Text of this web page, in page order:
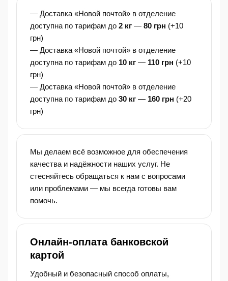
— Доставка «Новой почтой» в отделение
доступна по тарифам до 2 кг — 80 грн (+10
грн)
— Доставка «Новой почтой» в отделение
доступна по тарифам до 10 кг — 110 грн (+10
грн)
— Доставка «Новой почтой» в отделение
доступна по тарифам до 30 кг — 160 грн (+20
грн)
Мы делаем всё возможное для обеспечения
качества и надёжности наших услуг. Не
стесняйтесь обращаться к нам с вопросами
или проблемами — мы всегда готовы вам
помочь.
Онлайн-оплата банковской
картой
Удобный и безопасный способ оплаты,